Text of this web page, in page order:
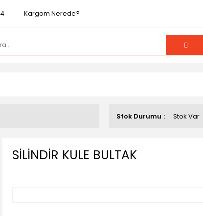
Kargom Nerede?
Stok Durumu Stok Var
SİLİNDİR KULE BULTAK